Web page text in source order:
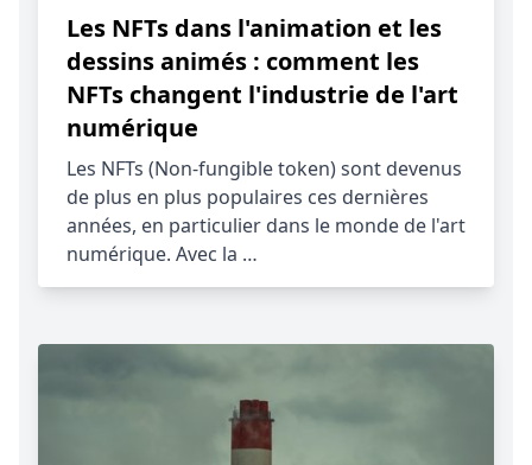
Les NFTs dans l'animation et les
dessins animés : comment les
NFTs changent l'industrie de l'art
numérique
Les NFTs (Non-fungible token) sont devenus
de plus en plus populaires ces dernières
années, en particulier dans le monde de l'art
numérique. Avec la …